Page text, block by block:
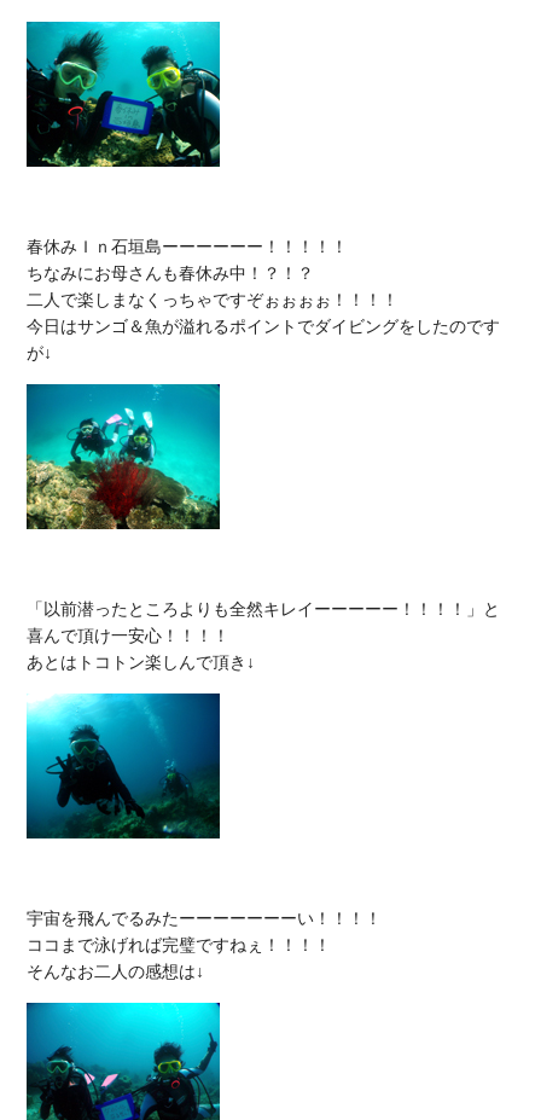
春休みＩｎ石垣島ーーーーーー！！！！！
ちなみにお母さんも春休み中！？！？
二人で楽しまなくっちゃですぞぉぉぉぉ！！！！
今日はサンゴ＆魚が溢れるポイントでダイビングをしたのです
「以前潜ったところよりも全然キレイーーーーー！！！！」と
喜んで頂け一安心！！！！
宇宙を飛んでるみたーーーーーーーい！！！！
ココまで泳げれば完璧ですねぇ！！！！